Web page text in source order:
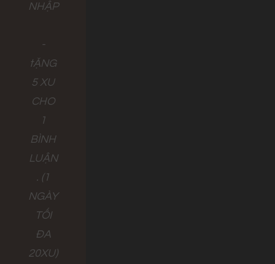
NHẬP
-
tẶNG
5 XU
CHO
1
BÌNH
LUẬN
. (1
NGÀY
TỐI
ĐA
20XU)